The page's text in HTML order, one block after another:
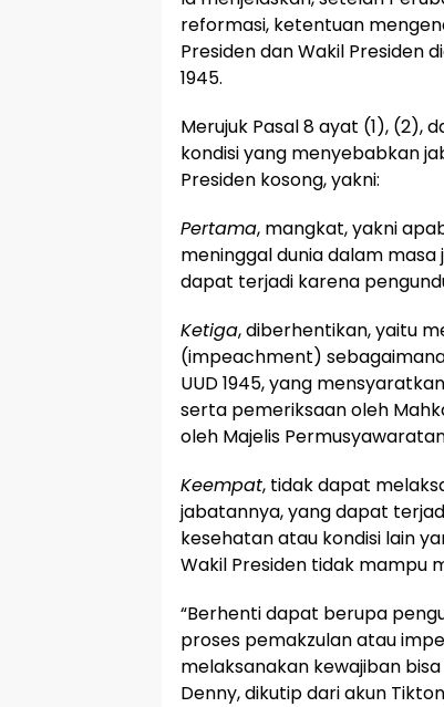
reformasi, ketentuan
Presiden dan Wakil Presiden
1945.
Merujuk Pasal 8 ayat (1), (2),
kondisi yang menyebabkan
Presiden kosong, yakni:
Pertama, mangkat, yakni
meninggal dunia dalam masa
dapat terjadi karena
Ketiga, diberhentikan, yaitu
(impeachment)
UUD 1945, yang
serta pemeriksaan oleh
oleh Majelis
Keempat, tidak dapat
jabatannya, yang dapat
kesehatan atau kondisi lain
Wakil Presiden tidak mampu
“Berhenti dapat berupa
proses pemakzulan atau
melaksanakan kewajiban
Denny, dikutip dari akun